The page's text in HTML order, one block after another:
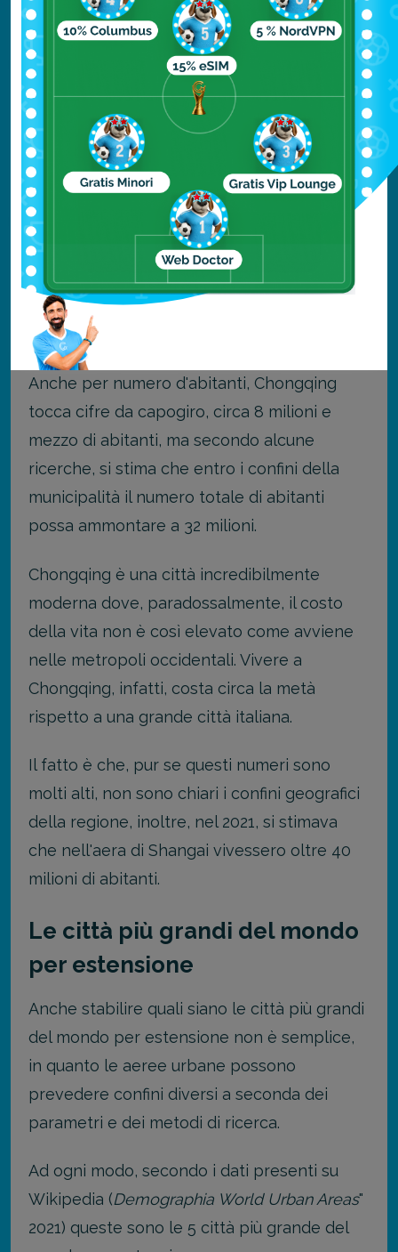
grande del mondo?
Se cerchi su Google "La città più grande del
mondo", ti comparirà sicuramente
Chongqing, considerata da molti, nel 2023,
come la città più grande del mondo secondo
diversi parametri.
Chongqing è una città situata nel sud-ovest
della Cina, ed è spesso considerata la più
grande del mondo per la sua superficie
geografica, ben 82.403 chilometri quadrati,
quasi come l'Austria per intenderci.
Anche per numero d'abitanti, Chongqing
tocca cifre da capogiro, circa 8 milioni e
mezzo di abitanti, ma secondo alcune
ricerche, si stima che entro i confini della
municipalità il numero totale di abitanti
possa ammontare a 32 milioni.
Chongqing è una città incredibilmente
moderna dove, paradossalmente, il costo
della vita non è così elevato come avviene
nelle metropoli occidentali. Vivere a
Chongqing, infatti, costa circa la metà
rispetto a una grande città italiana.
Il fatto è che, pur se questi numeri sono
molti alti, non sono chiari i confini geografici
della regione, inoltre, nel 2021, si stimava
che nell'aera di Shangai vivessero oltre 40
milioni di abitanti.
Le città più grandi del mondo
per estensione
Anche stabilire quali siano le città più grandi
del mondo per estensione non è semplice,
in quanto le aeree urbane possono
prevedere confini diversi a seconda dei
parametri e dei metodi di ricerca.
Ad ogni modo, secondo i dati presenti su
Wikipedia (Demographia World Urban Areas"
2021) queste sono le 5 città più grande del